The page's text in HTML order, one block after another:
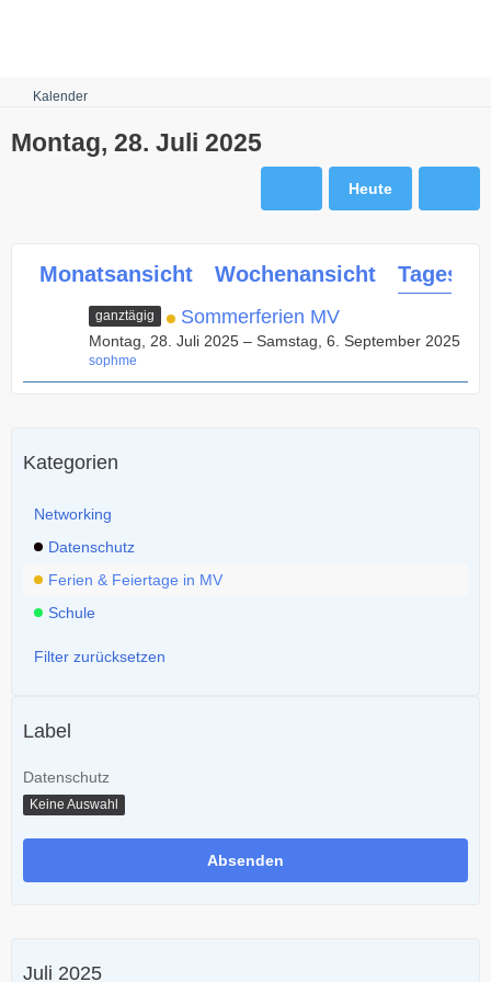
Kalender
Montag, 28. Juli 2025
Heute
Monatsansicht Wochenansicht
ganztägig Sommerferien MV
Montag, 28. Juli 2025 – Samstag, 6. September 2025
sophme
Kategorien
Networking
Datenschutz
Ferien & Feiertage in MV
Schule
Filter zurücksetzen
Label
Datenschutz
Keine Auswahl
Juli 2025